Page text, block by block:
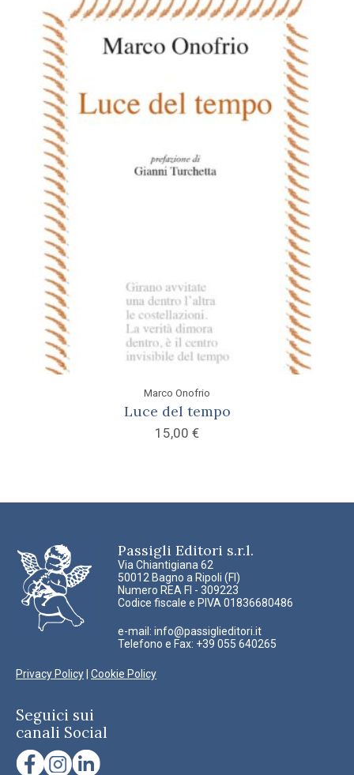
Marco Onofrio
Luce del tempo
15,00 €
Passigli Editori s.r.l.
Via Chiantigiana 62
50012 Bagno a Ripoli (FI)
Numero REA FI - 309223
Codice fiscale e PIVA 01836680486
e-mail: info@passiglieditori.it
Telefono e Fax: +39 055 640265
Privacy Policy Cookie Policy
Seguici sui
canali Social